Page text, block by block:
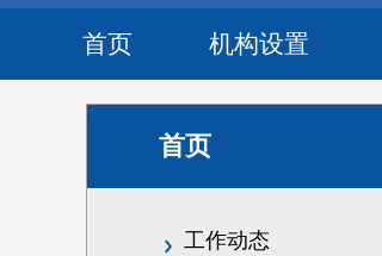
首页 机构设置
首页
工作动态